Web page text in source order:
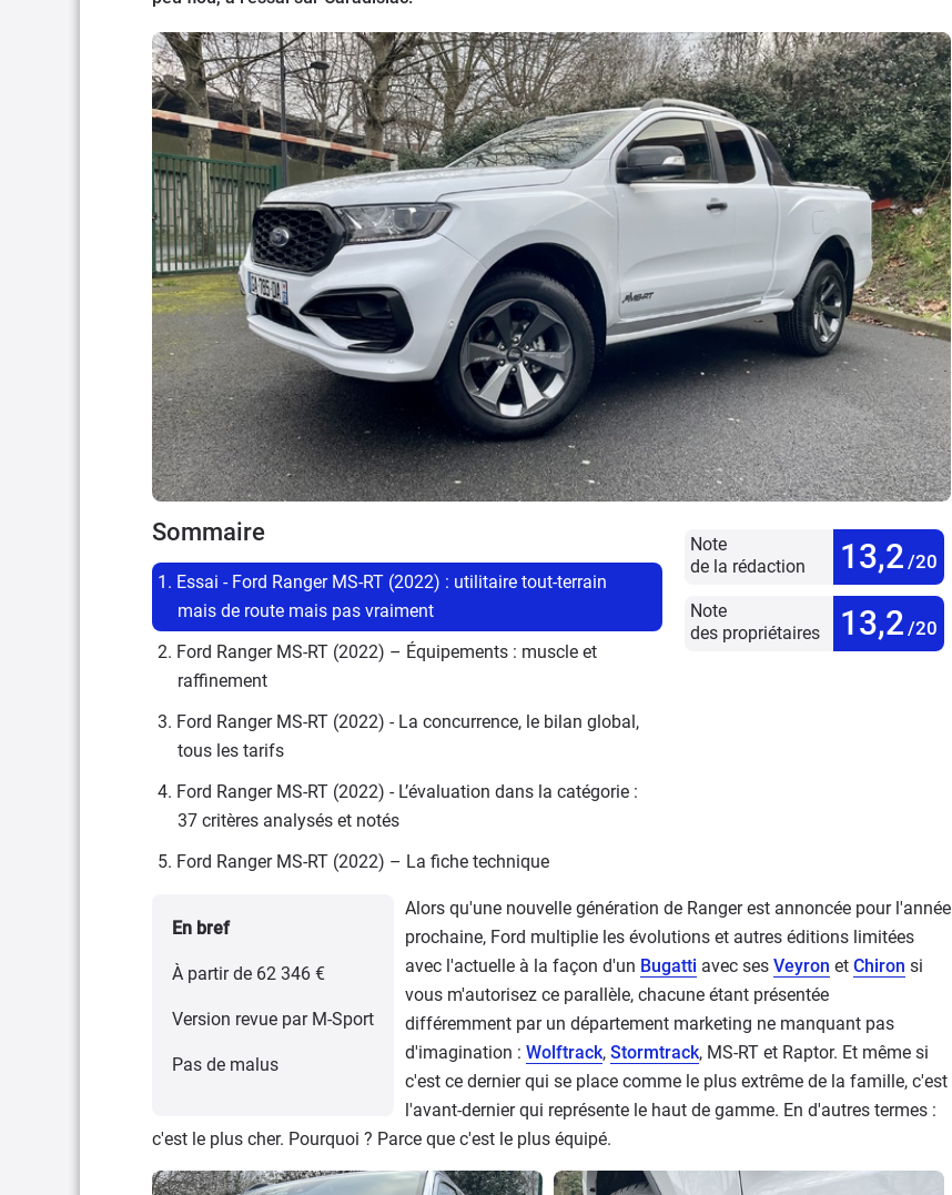
Sommaire
1. Essai - Ford Ranger MS-RT (2022) : utilitaire tout-terrain
mais de route mais pas vraiment
2. Ford Ranger MS-RT (2022) – Équipements : muscle et
raffinement
3. Ford Ranger MS-RT (2022) - La concurrence, le bilan global,
tous les tarifs
4. Ford Ranger MS-RT (2022) - L’évaluation dans la catégorie :
37 critères analysés et notés
5. Ford Ranger MS-RT (2022) – La fiche technique
Note
de la rédaction
13,2 /20
Note
des propriétaires
13,2 /20
En bref
À partir de 62 346 €
Version revue par M-Sport
Pas de malus
Alors qu'une nouvelle génération de Ranger est annoncée pour l'année
prochaine, Ford multiplie les évolutions et autres éditions limitées
avec l'actuelle à la façon d'un Bugatti avec ses Veyron et Chiron si
vous m'autorisez ce parallèle, chacune étant présentée
différemment par un département marketing ne manquant pas
d'imagination : Wolftrack, Stormtrack, MS-RT et Raptor. Et même si
c'est ce dernier qui se place comme le plus extrême de la famille, c'est
l'avant-dernier qui représente le haut de gamme. En d'autres termes :
c'est le plus cher. Pourquoi ? Parce que c'est le plus équipé.